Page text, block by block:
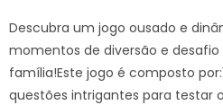
Descubra um jogo ousado e
momentos de diversão e
família!Este jogo é composto
questões intrigantes para testar